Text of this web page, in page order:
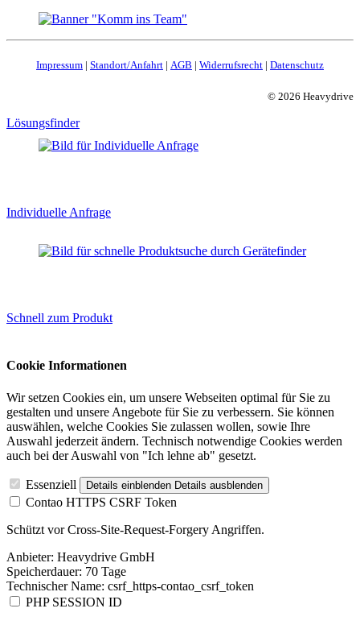
Impressum | Standort/Anfahrt | AGB | Widerrufsrecht | Datenschutz
© 2026 Heavydrive
Lösungsfinder
Individuelle Anfrage
Schnell zum Produkt
Cookie Informationen
Wir setzen Cookies ein, um unsere Webseiten optimal für Sie zu
gestalten und unsere Angebote für Sie zu verbessern. Sie können
auswählen, welche Cookies Sie zulassen wollen, sowie Ihre
Auswahl jederzeit ändern. Technisch notwendige Cookies werden
auch bei der Auswahl von "Ich lehne ab" gesetzt.
Essenziell Details einblenden Details ausblenden
Contao HTTPS CSRF Token
Schützt vor Cross-Site-Request-Forgery Angriffen.
Anbieter: Heavydrive GmbH
Speicherdauer: 70 Tage
Technischer Name: csrf_https-contao_csrf_token
PHP SESSION ID